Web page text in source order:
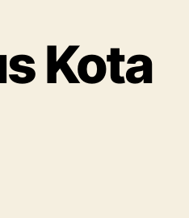
Kota